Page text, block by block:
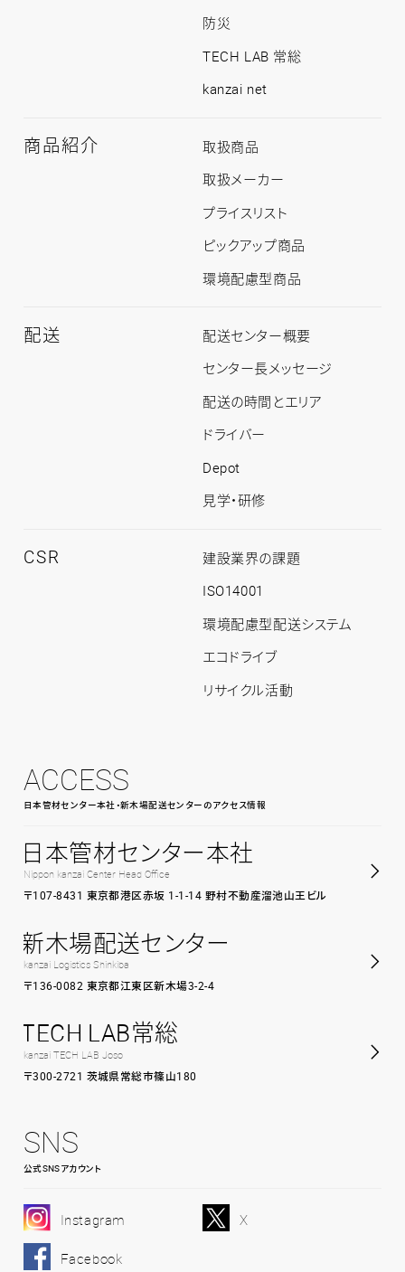
防災
TECH LAB 常総
kanzai net
商品紹介 商
品
紹
介
ッ
取扱商品
取扱メーカー
プライスリスト
ピックアップ商品
環境配慮型商品
配送 配
送
ト
ッ
配送センター概要
センター長メッセージ
配送の時間とエリア
ドライバー
Depot
見学・研修
CSR CSR
ト
ッ
プ
建設業界の課題
ISO14001
環境配慮型配送システム
エコドライブ
リサイクル活動
ACCESS
日本管材センター本社・新木場配送センターのアクセス情報
日本管材センター本社
Nippon kanzai Center Head Office
〒107-8431 東京都港区赤坂 1-1-14 野村不動産溜池山王ビル
新木場配送センター
kanzai Logistics Shinkiba
〒136-0082 東京都江東区新木場3-2-4
TECH LAB常総
kanzai TECH LAB Joso
〒300-2721 茨城県常総市篠山180
SNS
公式SNSアカウント
Instagram X
Facebook